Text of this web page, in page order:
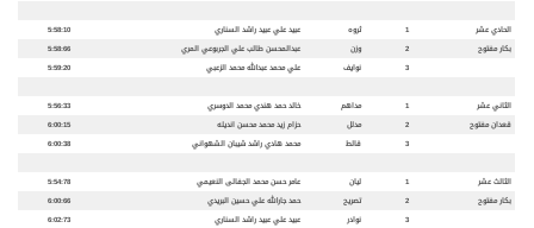
الحادي عشر 1 ثروه عبيد علي عبيد راشد السناري
5:58:10
بكار مفتوح
2 وزن عبدالمحسن طالب علي الجربوعي المري
5:58:66
3
نوايف علي محمد عبدالله محمد الزعبي 5:59:20
الثاني عشر 1 مداهم خالد حمد هندي محمد الدوسري
5:56:33
قعدان مفتوح
2 مدلل حزام زيد محمد محسن انديله
6:00:15
3
قالط محمد هادي راشد شيبان الشهواني 6:00:38
الثالث عشر 1 ليان عامر حسن محمد الجفالى النعيمي
5:54:78
بكار مفتوح
2 تصريح حمد جارالله علي حسين البريدي
6:00:66
3
نوادر عبيد علي عبيد راشد السناري 6:02:73